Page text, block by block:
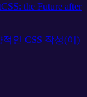
the Future after
적인 CSS 작성(이)